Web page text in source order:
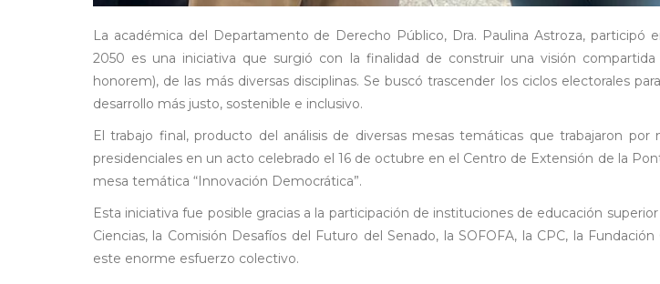
La académica del Departamento de Derecho Público, Dra. Paulina Astroza, participó
2050 es una iniciativa que surgió con la finalidad de construir una visión
honorem), de las más diversas disciplinas. Se buscó trascender los ciclos electorales
desarrollo más justo, sostenible e inclusivo.
El trabajo final, producto del análisis de diversas mesas temáticas que trabajaron
presidenciales en un acto celebrado el 16 de octubre en el Centro de Extensión de la
mesa temática “Innovación Democrática”.
Esta iniciativa fue posible gracias a la participación de instituciones de educación
Ciencias, la Comisión Desafíos del Futuro del Senado, la SOFOFA, la CPC, la
este enorme esfuerzo colectivo.